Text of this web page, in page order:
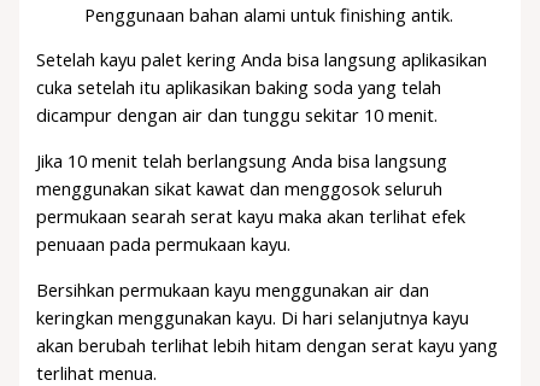
Penggunaan bahan alami untuk finishing antik.
Setelah kayu palet kering Anda bisa langsung aplikasikan
cuka setelah itu aplikasikan baking soda yang telah
dicampur dengan air dan tunggu sekitar 10 menit.
Jika 10 menit telah berlangsung Anda bisa langsung
menggunakan sikat kawat dan menggosok seluruh
permukaan searah serat kayu maka akan terlihat efek
penuaan pada permukaan kayu.
Bersihkan permukaan kayu menggunakan air dan
keringkan menggunakan kayu. Di hari selanjutnya kayu
akan berubah terlihat lebih hitam dengan serat kayu yang
terlihat menua.